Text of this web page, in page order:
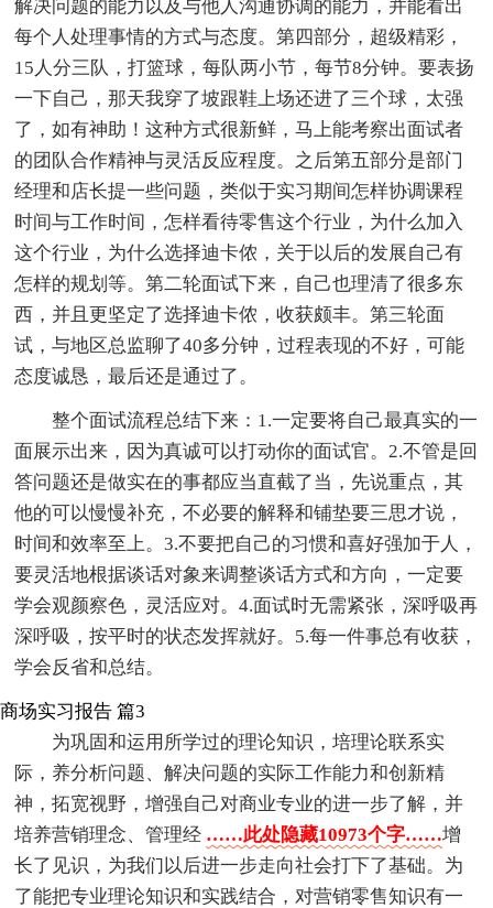
解决问题的能力以及与他人沟通协调的能力，并能看出
每个人处理事情的方式与态度。第四部分，超级精彩，
15人分三队，打篮球，每队两小节，每节8分钟。要表扬
一下自己，那天我穿了坡跟鞋上场还进了三个球，太强
了，如有神助！这种方式很新鲜，马上能考察出面试者
的团队合作精神与灵活反应程度。之后第五部分是部门
经理和店长提一些问题，类似于实习期间怎样协调课程
时间与工作时间，怎样看待零售这个行业，为什么加入
这个行业，为什么选择迪卡侬，关于以后的发展自己有
怎样的规划等。第二轮面试下来，自己也理清了很多东
西，并且更坚定了选择迪卡侬，收获颇丰。第三轮面
试，与地区总监聊了40多分钟，过程表现的不好，可能
态度诚恳，最后还是通过了。
整个面试流程总结下来：1.一定要将自己最真实的一
面展示出来，因为真诚可以打动你的面试官。2.不管是回
答问题还是做实在的事都应当直截了当，先说重点，其
他的可以慢慢补充，不必要的解释和铺垫要三思才说，
时间和效率至上。3.不要把自己的习惯和喜好强加于人，
要灵活地根据谈话对象来调整谈话方式和方向，一定要
学会观颜察色，灵活应对。4.面试时无需紧张，深呼吸再
深呼吸，按平时的状态发挥就好。5.每一件事总有收获，
学会反省和总结。
商场实习报告 篇3
为巩固和运用所学过的理论知识，培理论联系实
际，养分析问题、解决问题的实际工作能力和创新精
神，拓宽视野，增强自己对商业专业的进一步了解，并
培养营销理念、管理经 ……此处隐藏10973个字……增
长了见识，为我们以后进一步走向社会打下了基础。为
了能把专业理论知识和实践结合，对营销零售知识有一